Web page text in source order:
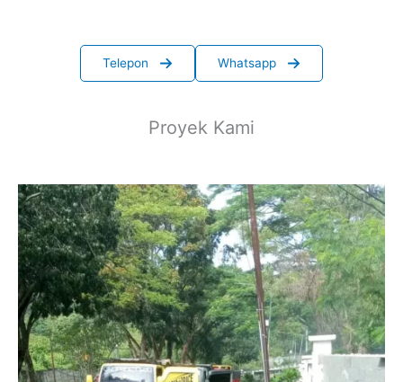
Telepon Whatsapp
Proyek Kami